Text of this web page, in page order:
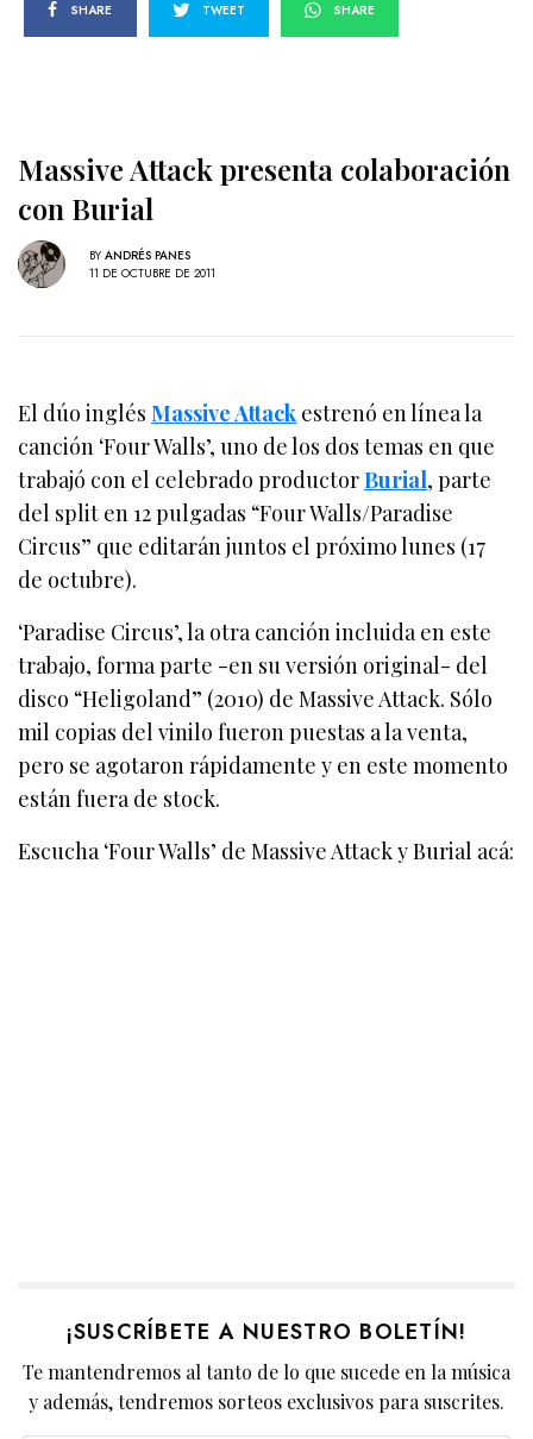
SHARE TWEET SHARE
Massive Attack presenta colaboración
con Burial
BY ANDRÉS PANES
11 DE OCTUBRE DE 2011
El dúo inglésMassive Attack estrenó en línea la
canción ‘Four Walls’, uno de los dos temas en que
trabajó con el celebrado productorBurial, parte
del split en 12 pulgadas “Four Walls/Paradise
Circus” que editarán juntos el próximo lunes (17
de octubre).
‘Paradise Circus’, la otra canción incluida en este
trabajo, forma parte -en su versión original- del
disco “Heligoland” (2010) de Massive Attack. Sólo
mil copias del vinilo fueron puestas a la venta,
pero se agotaron rápidamente y en este momento
están fuera de stock.
Escucha ‘Four Walls’ de Massive Attack y Burial acá:
¡SUSCRÍBETE A NUESTRO BOLETÍN!
Te mantendremos al tanto de lo que sucede en la música
y además, tendremos sorteos exclusivos para suscrites.